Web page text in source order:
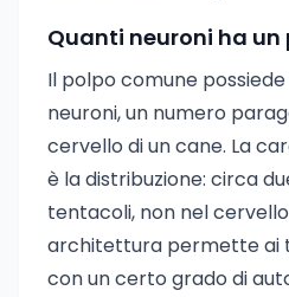
Quanti neuroni ha un
Il polpo comune
neuroni, un numero
cervello di un cane. La
è la distribuzione: circa
tentacoli, non nel
architettura permette ai
con un certo grado di